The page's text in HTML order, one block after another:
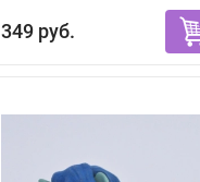
349 руб.